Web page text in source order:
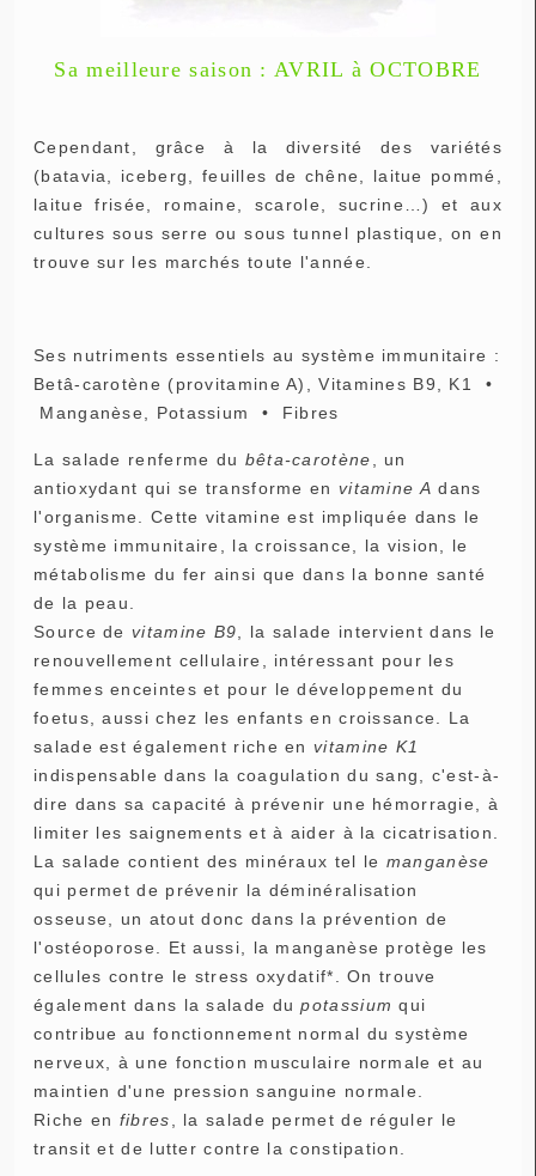
Sa meilleure saison : AVRIL à OCTOBRE
Cependant, grâce à la diversité des variétés
(batavia, iceberg, feuilles de chêne, laitue pommé,
laitue frisée, romaine, scarole, sucrine…) et aux
cultures sous serre ou sous tunnel plastique, on en
trouve sur les marchés toute l'année.
Ses nutriments essentiels au système immunitaire :
Betâ-carotène (provitamine A), Vitamines B9, K1 •
Manganèse, Potassium • Fibres
La salade renferme du bêta-carotène , un
antioxydant qui se transforme en vitamine A dans
l'organisme. Cette vitamine est impliquée dans le
système immunitaire, la croissance, la vision, le
métabolisme du fer ainsi que dans la bonne santé
de la peau.
Source de vitamine B9 , la salade intervient dans le
renouvellement cellulaire, intéressant pour les
femmes enceintes et pour le développement du
foetus, aussi chez les enfants en croissance. La
salade est également riche envitamine K1
indispensable dans la coagulation du sang, c'est-à-
dire dans sa capacité à prévenir une hémorragie, à
limiter les saignements et à aider à la cicatrisation.
La salade contient des minéraux tel le manganèse
qui permet de prévenir la déminéralisation
osseuse, un atout donc dans la prévention de
l'ostéoporose. Et aussi, la manganèse protège les
cellules contre le stress oxydatif*. On trouve
également dans la salade dupotassium qui
contribue au fonctionnement normal du système
nerveux, à une fonction musculaire normale et au
maintien d'une pression sanguine normale.
Riche en fibres , la salade permet de réguler le
transit et de lutter contre la constipation.